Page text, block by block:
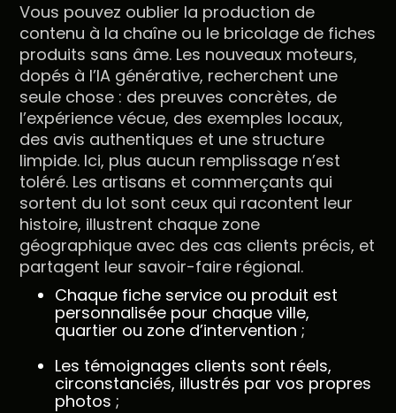
Vous pouvez oublier la production de
contenu à la chaîne ou le bricolage de fiches
produits sans âme. Les nouveaux moteurs,
dopés à l’IA générative, recherchent une
seule chose : des preuves concrètes, de
l’expérience vécue, des exemples locaux,
des avis authentiques et une structure
limpide. Ici, plus aucun remplissage n’est
toléré. Les artisans et commerçants qui
sortent du lot sont ceux qui racontent leur
histoire, illustrent chaque zone
géographique avec des cas clients précis, et
partagent leur savoir-faire régional.
Chaque fiche service ou produit est
personnalisée pour chaque ville,
quartier ou zone d’intervention ;
Les témoignages clients sont réels,
circonstanciés, illustrés par vos propres
photos ;